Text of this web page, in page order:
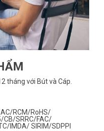
tháng với Bút và Cáp.
RCM/RoHS/
CB/SRRC/FAC/
IMDA/ SIRIM/SDPPI